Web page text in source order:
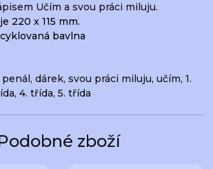
Učím a svou práci miluju.
220 x 115 mm.
bavlna
penál, dárek, svou práci miluju, učím, 1.
, 4. třída, 5. třída
zboží